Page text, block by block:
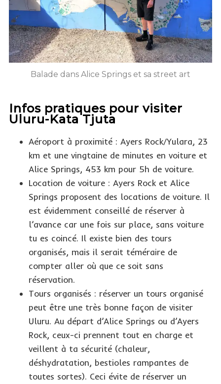
Balade dans Alice Springs et sa street art
Infos pratiques pour visiter
Uluru-Kata Tjuta
Aéroport à proximité : Ayers Rock/Yulara, 23
km et une vingtaine de minutes en voiture et
Alice Springs, 453 km pour 5h de voiture.
Location de voiture : Ayers Rock et Alice
Springs proposent des locations de voiture. Il
est évidemment conseillé de réserver à
l’avance car une fois sur place, sans voiture
tu es coincé. Il existe bien des tours
organisés, mais il serait téméraire de
compter aller où que ce soit sans
réservation.
Tours organisés : réserver un tours organisé
peut être une très bonne façon de visiter
Uluru. Au départ d’Alice Springs ou d’Ayers
Rock, ceux-ci prennent tout en charge et
veillent à ta sécurité (chaleur,
déshydratation, bestioles rampantes de
toutes sortes). Ceci évite de réserver un